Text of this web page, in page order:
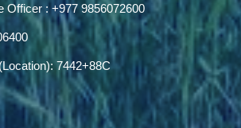
Officer : +977 9856072600
7442+88C